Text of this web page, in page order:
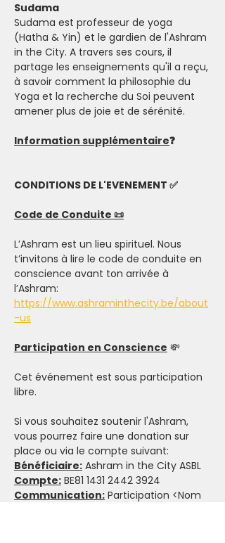
Sudama
Sudama est professeur de yoga
(Hatha & Yin) et le gardien de l'Ashram
in the City. A travers ses cours, il
partage les enseignements qu'il a reçu,
à savoir comment la philosophie du
Yoga et la recherche du Soi peuvent
amener plus de joie et de sérénité.
Information supplémentaire❓
CONDITIONS DE L'EVENEMENT ✅
Code de Conduite 📜
L’Ashram est un lieu spirituel. Nous
t’invitons à lire le code de conduite en
conscience avant ton arrivée à
l’Ashram:
https://www.ashraminthecity.be/about
-us
Participation en Conscience 💸
Cet événement est sous participation
libre.
Si vous souhaitez soutenir l'Ashram,
vous pourrez faire une donation sur
place ou via le compte suivant:
Bénéficiaire: Ashram in the City ASBL
Compte: BE81 1431 2442 3924
Communication: Participation <Nom